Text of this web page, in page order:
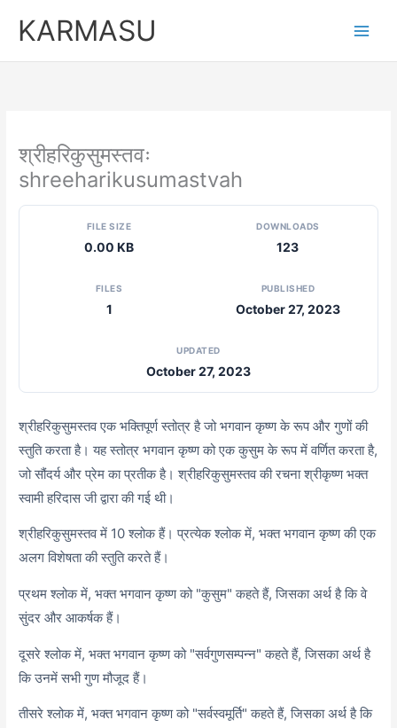
KARMASU
श्रीहरिकुसुमस्तवः
shreeharikusumastvah
FILE SIZE
0.00 KB
DOWNLOADS
123
FILES
1
PUBLISHED
October 27, 2023
UPDATED
October 27, 2023
श्रीहरिकुसुमस्तव एक भक्तिपूर्ण स्तोत्र है जो भगवान कृष्ण के रूप और गुणों की
स्तुति करता है। यह स्तोत्र भगवान कृष्ण को एक कुसुम के रूप में वर्णित करता है,
जो सौंदर्य और प्रेम का प्रतीक है। श्रीहरिकुसुमस्तव की रचना श्रीकृष्ण भक्त
स्वामी हरिदास जी द्वारा की गई थी।
श्रीहरिकुसुमस्तव में 10 श्लोक हैं। प्रत्येक श्लोक में, भक्त भगवान कृष्ण की एक
अलग विशेषता की स्तुति करते हैं।
प्रथम श्लोक में, भक्त भगवान कृष्ण को "कुसुम" कहते हैं, जिसका अर्थ है कि वे
सुंदर और आकर्षक हैं।
दूसरे श्लोक में, भक्त भगवान कृष्ण को "सर्वगुणसम्पन्न" कहते हैं, जिसका अर्थ है
कि उनमें सभी गुण मौजूद हैं।
तीसरे श्लोक में, भक्त भगवान कृष्ण को "सर्वस्वमूर्ति" कहते हैं, जिसका अर्थ है कि